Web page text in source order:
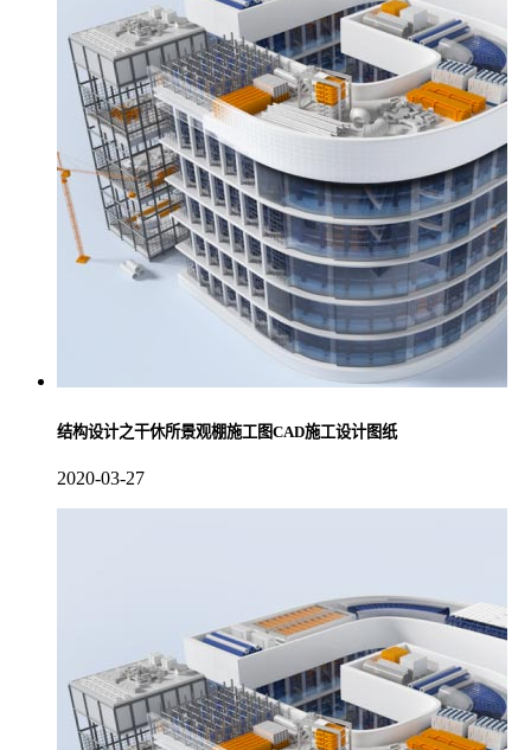
结构设计之干休所景观棚施工图CAD施工设计图纸
2020-03-27